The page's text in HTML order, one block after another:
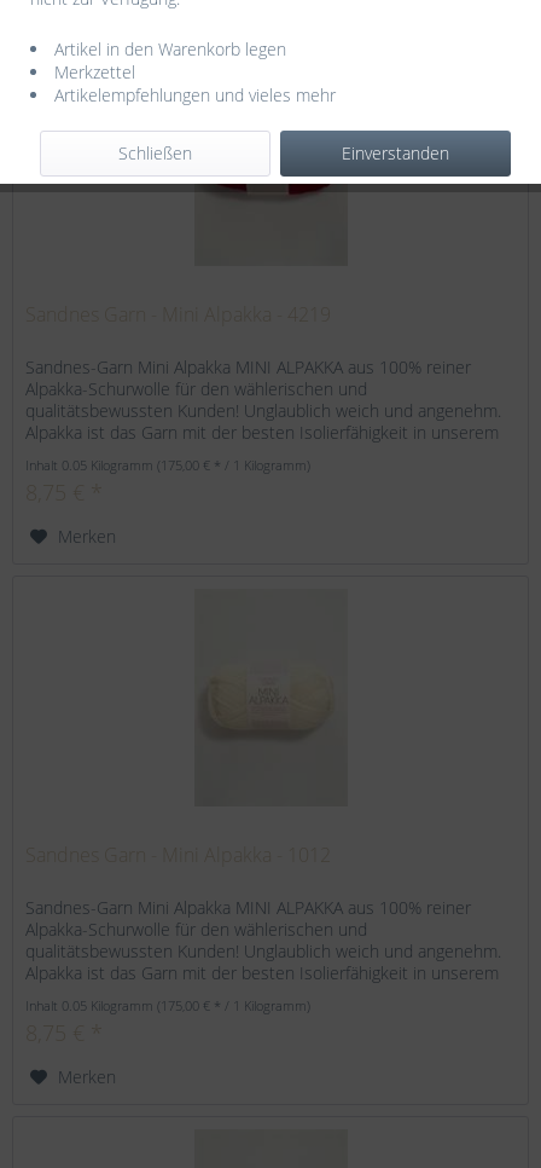
Sandnes-Garn Mini Alpakka MINI ALPAKKA aus 100% reiner
Alpakka-Schurwolle für den wählerischen und
qualitätsbewussten Kunden! Unglaublich weich und angenehm.
Alpakka ist das Garn mit der besten Isolierfähigkeit in unserem
Inhalt 0.05 Kilogramm(175,00 € * / 1 Kilogramm)
Merken
Sandnes-Garn Mini Alpakka MINI ALPAKKA aus 100% reiner
Alpakka-Schurwolle für den wählerischen und
qualitätsbewussten Kunden! Unglaublich weich und angenehm.
Alpakka ist das Garn mit der besten Isolierfähigkeit in unserem
Inhalt 0.05 Kilogramm(175,00 € * / 1 Kilogramm)
Merken
Artikel in den Warenkorb legen
Merkzettel
Artikelempfehlungen und vieles mehr
Einverstanden
Schließen